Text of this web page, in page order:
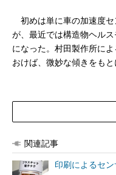
初めは単に車の加速度セ
が、最近では構造物ヘル
になった。村田製作所に
おけば、微妙な傾きをも
関連記事
印刷によるセ